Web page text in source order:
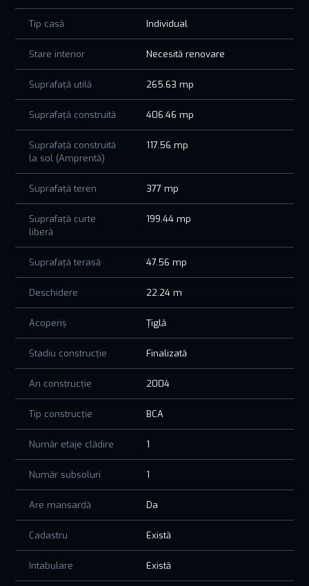
Tip casă Individual
Stare interior Necesită renovare
Suprafață utilă 265.63 mp
Suprafață construită 406.46 mp
Suprafață construită
la sol (Amprentă)
117.56 mp
Suprafață teren 377 mp
Suprafață curte
liberă
199.44 mp
Suprafață terasă 47.56 mp
Deschidere 22.24 m
Acoperiș Țiglă
Stadiu construcție Finalizată
An construcție 2004
Tip construcție BCA
Număr etaje clădire 1
Număr subsoluri 1
Are mansardă Da
Cadastru Există
Intabulare Există